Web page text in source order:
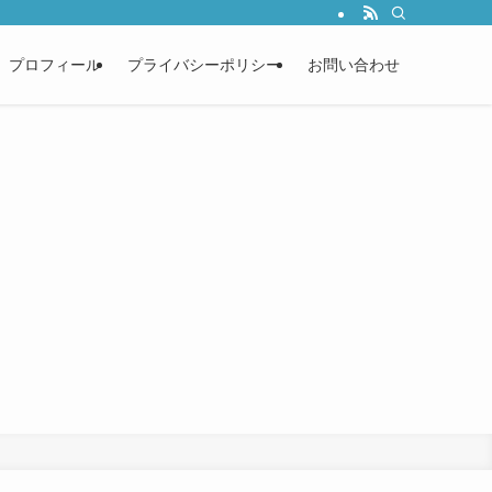
プロフィール プライバシーポリシー お問い合わせ